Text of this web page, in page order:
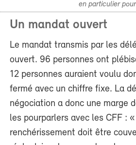
en particulier
Un mandat ouvert
Le mandat transmis par les
ouvert. 96 personnes ont
12 personnes auraient voulu
fermé avec un chiffre fixe. La
négociation a donc une marge
les pourparlers avec les CFF :
renchérissement doit être